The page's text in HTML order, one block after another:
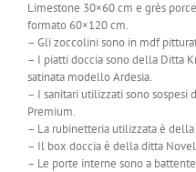
Limestone 30×60 cm e grès
formato 60×120 cm.
– Gli zoccolini sono in mdf
– I piatti doccia sono della Ditta
satinata modello Ardesia.
– I sanitari utilizzati sono
Premium.
– La rubinetteria utilizzata è
– Il box doccia è della ditta
– Le porte interne sono a